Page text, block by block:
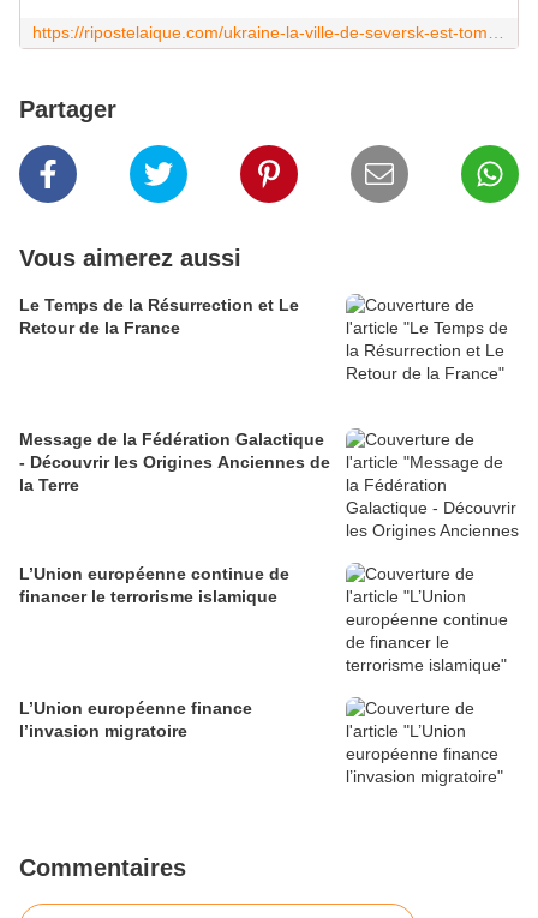
Partager
Vous aimerez aussi
Le Temps de la Résurrection et Le
Retour de la France
Message de la Fédération Galactique
- Découvrir les Origines Anciennes de
la Terre
L’Union européenne continue de
financer le terrorisme islamique
L’Union européenne finance
l’invasion migratoire
Commentaires